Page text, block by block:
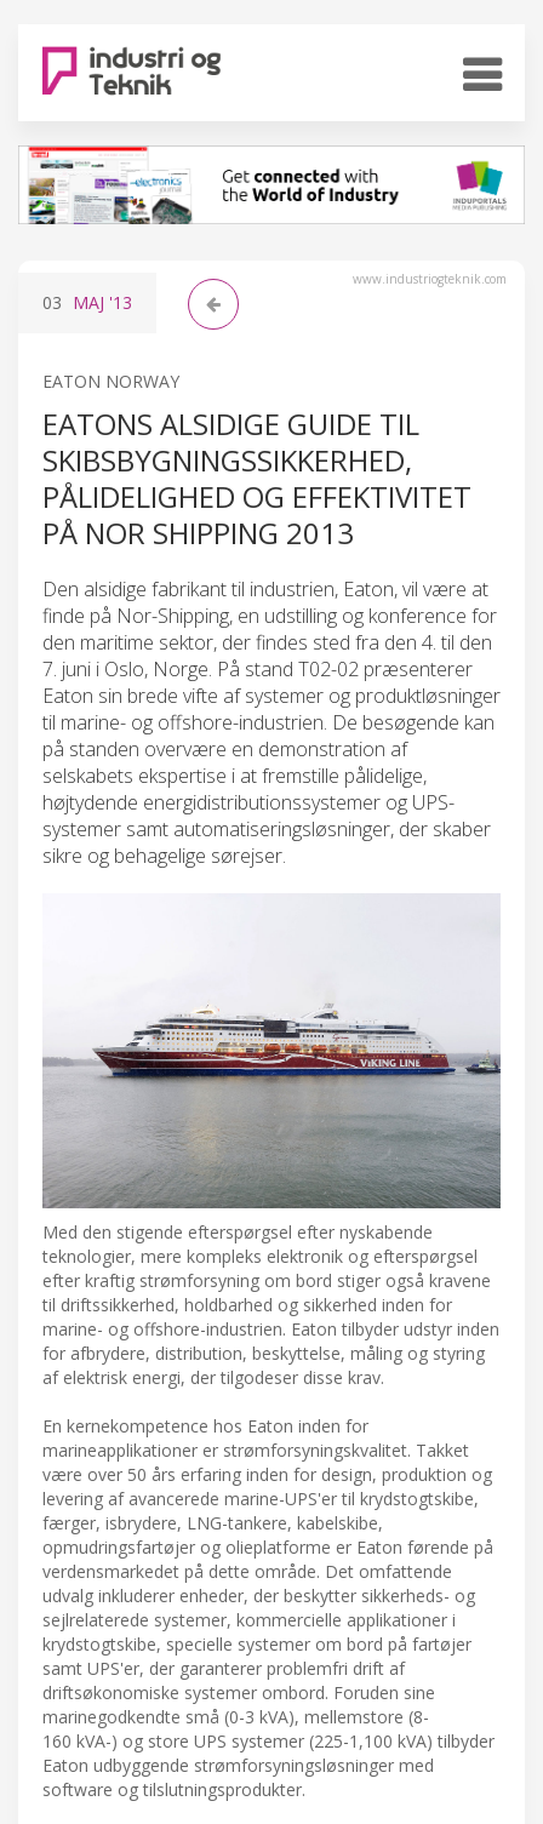
www.industriogteknik.com
03 MAJ '13
EATON NORWAY
EATONS ALSIDIGE GUIDE TIL
SKIBSBYGNINGSSIKKERHED,
PÅLIDELIGHED OG EFFEKTIVITET
PÅ NOR SHIPPING 2013
Den alsidige fabrikant til industrien, Eaton, vil være at
finde på Nor-Shipping, en udstilling og konference for
den maritime sektor, der findes sted fra den 4. til den
7. juni i Oslo, Norge. På stand T02-02 præsenterer
Eaton sin brede vifte af systemer og produktløsninger
til marine- og offshore-industrien. De besøgende kan
på standen overvære en demonstration af
selskabets ekspertise i at fremstille pålidelige,
højtydende energidistributionssystemer og UPS-
systemer samt automatiseringsløsninger, der skaber
sikre og behagelige sørejser.
Med den stigende efterspørgsel efter nyskabende
teknologier, mere kompleks elektronik og efterspørgsel
efter kraftig strømforsyning om bord stiger også kravene
til driftssikkerhed, holdbarhed og sikkerhed inden for
marine- og offshore-industrien. Eaton tilbyder udstyr inden
for afbrydere, distribution, beskyttelse, måling og styring
af elektrisk energi, der tilgodeser disse krav.
En kernekompetence hos Eaton inden for
marineapplikationer er strømforsyningskvalitet. Takket
være over 50 års erfaring inden for design, produktion og
levering af avancerede marine-UPS'er til krydstogtskibe,
færger, isbrydere, LNG-tankere, kabelskibe,
opmudringsfartøjer og olieplatforme er Eaton førende på
verdensmarkedet på dette område. Det omfattende
udvalg inkluderer enheder, der beskytter sikkerheds- og
sejlrelaterede systemer, kommercielle applikationer i
krydstogtskibe, specielle systemer om bord på fartøjer
samt UPS'er, der garanterer problemfri drift af
driftsøkonomiske systemer ombord. Foruden sine
marinegodkendte små (0-3 kVA), mellemstore (8-
160 kVA-) og store UPS systemer (225-1,100 kVA) tilbyder
Eaton udbyggende strømforsyningsløsninger med
software og tilslutningsprodukter.